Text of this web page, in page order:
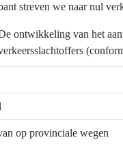
streven we naar nul
ontwikkeling van het
op provinciale wegen